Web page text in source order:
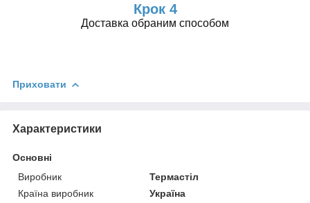
Крок 4
Доставка обраним способом
Приховати
Характеристики
Основні
Виробник
Термастіл
Країна виробник
Україна